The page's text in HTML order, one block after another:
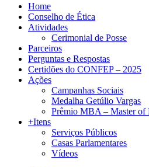
Home
Conselho de Ética
Atividades
Cerimonial de Posse
Parceiros
Perguntas e Respostas
Certidões do CONFEP – 2025
Ações
Campanhas Sociais
Medalha Getúlio Vargas
Prêmio MBA – Master of
+Itens
Serviços Públicos
Casas Parlamentares
Vídeos